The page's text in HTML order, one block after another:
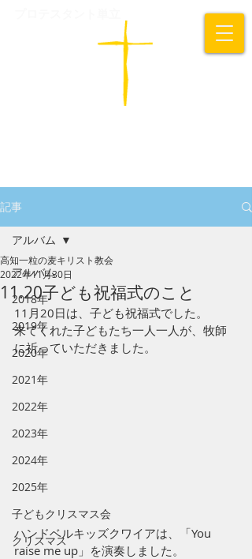
記事
アルバム
2018年
2019年
2020年
2021年
2022年
2023年
2024年
2025年
子どもクリスマス会
クリスマス
アルバム
11.20子ども祝福式のこと
高知一粒の麦キリスト教会
2022年11月30日
11月20日は、子ども祝福式でした。
来てくれた子どもたち一人一人が、牧師
に祈っていただきました。
ハンドベルキッズクワイアは、「You
raise me up」を演奏しました。